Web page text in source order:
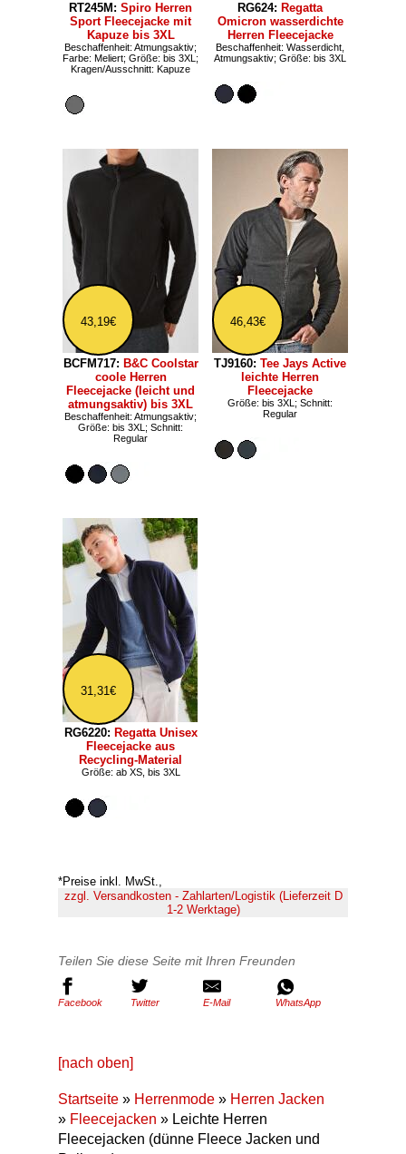
RT245M: Spiro Herren
Sport Fleecejacke mit
Kapuze bis 3XL
Beschaffenheit: Atmungsaktiv;
Farbe: Meliert; Größe: bis 3XL;
Kragen/Ausschnitt: Kapuze
RG624: Regatta
Omicron wasserdichte
Herren Fleecejacke
Beschaffenheit: Wasserdicht,
Atmungsaktiv; Größe: bis 3XL
43,19€
BCFM717: B&C Coolstar
coole Herren
Fleecejacke (leicht und
atmungsaktiv) bis 3XL
Beschaffenheit: Atmungsaktiv;
Größe: bis 3XL; Schnitt:
Regular
46,43€
TJ9160: Tee Jays Active
leichte Herren
Fleecejacke
Größe: bis 3XL; Schnitt:
Regular
31,31€
RG6220: Regatta Unisex
Fleecejacke aus
Recycling-Material
Größe: ab XS, bis 3XL
*Preise inkl. MwSt.,
zzgl. Versandkosten - Zahlarten/Logistik (Lieferzeit D
1-2 Werktage)
Teilen Sie diese Seite mit Ihren Freunden
Facebook Twitter E-Mail WhatsApp
[nach oben]
Startseite » Herrenmode » Herren Jacken
» Fleecejacken » Leichte Herren
Fleecejacken (dünne Fleece Jacken und